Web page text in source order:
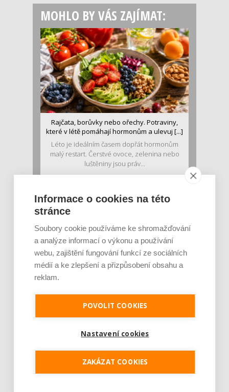
MOHLO BY VÁS ZAJÍMAT:
Rajčata, borůvky nebo ořechy. Potraviny,
které v létě pomáhají hormonům a ulevuj [...]
Léto je ideálním časem dopřát hormonům
malý restart. Čerstvé ovoce, zelenina nebo
luštěniny jsou práv...
Je jen pro sportovce, přiberu po něm a ve
v oblasti zdraví, výživy i dlouhověkosti. Přesto
se o ně...
Informace o cookies na této
stránce
Soubory cookie používáme ke shromažďování
a analýze informací o výkonu a používání
webu, zajištění fungování funkcí ze sociálních
médií a ke zlepšení a přizpůsobení obsahu a
reklam.
POVOLIT COOKIES
Nastavení cookies
ZAKÁZAT COOKIES